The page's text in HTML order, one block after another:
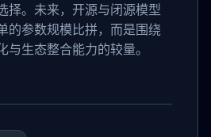
择。未来，开源与闭源模型
的参数规模比拼，而是围绕
与生态整合能力的较量。